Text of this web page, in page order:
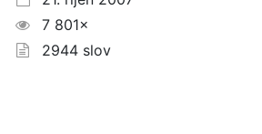
7 801×
2944 slov